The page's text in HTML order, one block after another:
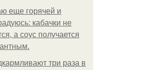
еще горячей и
кабачки не
а соус получается
три раза в